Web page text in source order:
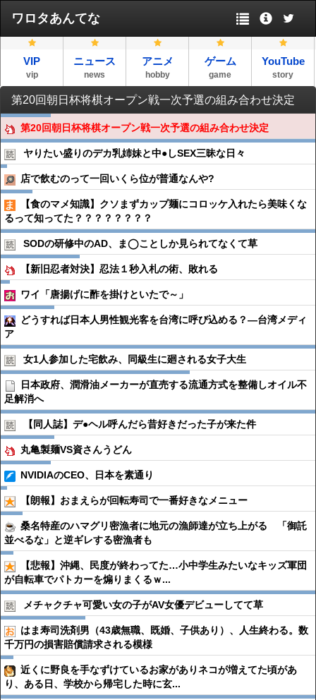
ワロタあんてな
VIP
vip
ニュース
news
アニメ
hobby
ゲーム
game
YouTube
story
第20回朝日杯将棋オープン戦一次予選の組み合わせ決定
第20回朝日杯将棋オープン戦一次予選の組み合わせ決定
ヤりたい盛りのデカ乳姉妹と中●︎しSEX三昧な日々
店で飲むのって一回いくら位が普通なんや?
【食のマメ知識】クソまずカップ麺にコロッケ入れたら美味くな
るって知ってた？？？？？？？？
SODの研修中のAD、ま◯ことしか見られてなくて草
【新旧忍者対決】忍法１秒入札の術、敗れる
ワイ「唐揚げに酢を掛けといたで～」
どうすれば日本人男性観光客を台湾に呼び込める？―台湾メディ
ア
女1人参加した宅飲み、同級生に廻される女子大生
日本政府、潤滑油メーカーが直売する流通方式を整備しオイル不
足解消へ
【同人誌】デ●︎ヘル呼んだら昔好きだった子が来た件
丸亀製麺VS資さんうどん
NVIDIAのCEO、日本を素通り
【朗報】おまえらが回転寿司で一番好きなメニュー
桑名特産のハマグリ密漁者に地元の漁師達が立ち上がる 「御託
並べるな」と逆ギレする密漁者も
【悲報】沖縄、民度が終わってた…小中学生みたいなキッズ軍団
が自転車でパトカーを煽りまくるｗ...
メチャクチャ可愛い女の子がAV女優デビューしてて草
はま寿司洗剤男（43歳無職、既婚、子供あり）、人生終わる。数
千万円の損害賠償請求される模様
近くに野良を手なずけているお家がありネコが増えてた頃があ
り、ある日、学校から帰宅した時に玄...